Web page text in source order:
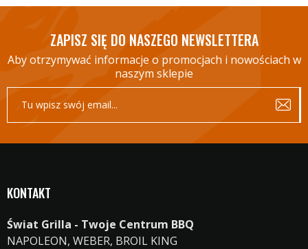
ZAPISZ SIĘ DO NASZEGO NEWSLETTERA
Aby otrzymywać informacje o promocjach i nowościach w
naszym sklepie
KONTAKT
Świat Grilla - Twoje Centrum BBQ
NAPOLEON, WEBER, BROIL KING